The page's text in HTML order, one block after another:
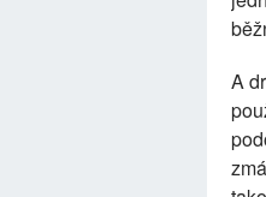
A